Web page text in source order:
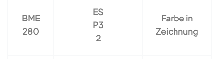
BME
280
ES
P3
2
Farbe in
Zeichnung